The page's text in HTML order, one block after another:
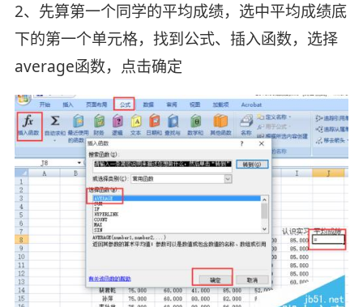
2、先算第一个同学的平均成绩，选中平均成绩底
下的第一个单元格，找到公式、插入函数，选择
average函数，点击确定